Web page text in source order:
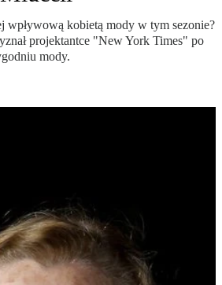
wpływową kobietą mody w tym sezonie?
projektantce "New York Times" po
mody.